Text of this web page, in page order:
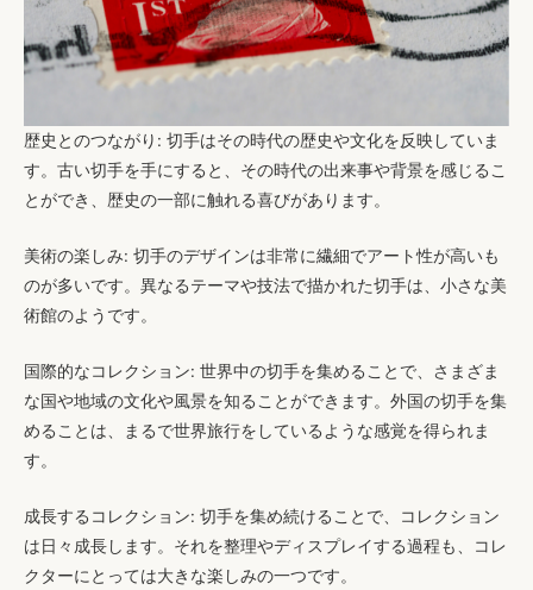
歴史とのつながり : 切手はその時代の歴史や文化を反映していま
す。古い切手を手にすると、その時代の出来事や背景を感じるこ
とができ、歴史の一部に触れる喜びがあります。
美術の楽しみ: 切手のデザインは非常に繊細でアート性が高いも
のが多いです。異なるテーマや技法で描かれた切手は、小さな美
術館のようです。
国際的なコレクション: 世界中の切手を集めることで、さまざま
な国や地域の文化や風景を知ることができます。外国の切手を集
めることは、まるで世界旅行をしているような感覚を得られま
す。
成長するコレクション: 切手を集め続けることで、コレクション
は日々成長します。それを整理やディスプレイする過程も、コレ
クターにとっては大きな楽しみの一つです。